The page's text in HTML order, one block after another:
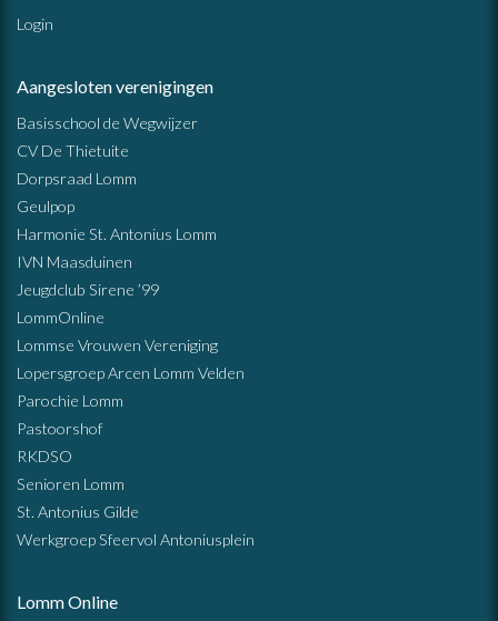
Login
Aangesloten verenigingen
Basisschool de Wegwijzer
CV De Thietuite
Dorpsraad Lomm
Geulpop
Harmonie St. Antonius Lomm
IVN Maasduinen
Jeugdclub Sirene ’99
LommOnline
Lommse Vrouwen Vereniging
Lopersgroep Arcen Lomm Velden
Parochie Lomm
Pastoorshof
RKDSO
Senioren Lomm
St. Antonius Gilde
Werkgroep Sfeervol Antoniusplein
Lomm Online